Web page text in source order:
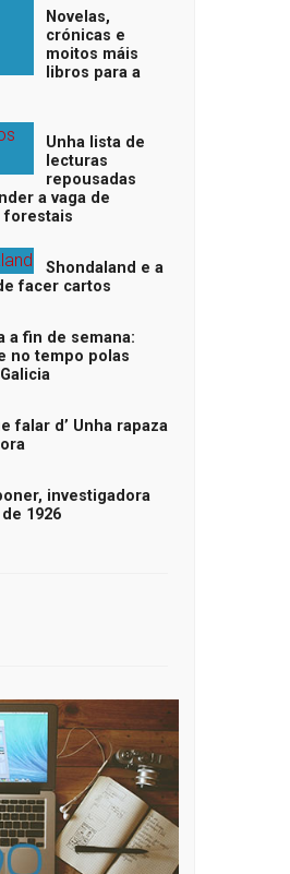
Novelas,
crónicas e
moitos máis
libros para a
Unha lista de
lecturas
repousadas
a vaga de
forestais
Shondaland e a
facer cartos
a fin de semana:
no tempo polas
falar d’ Unha rapaza
investigadora
1926